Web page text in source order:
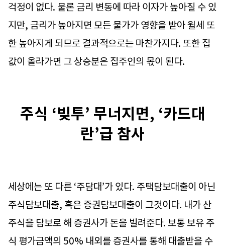
걱정이 없다. 물론 금리 변동에 따라 이자가 높아질 수 있
지만, 금리가 높아지면 모든 물가가 영향을 받아 월세 또
한 높아지게 되므로 결과적으로는 마찬가지다. 또한 집
값이 올라가면 그 상승분은 집주인의 몫이 된다.
주식 ‘빚투’ 무너지면, ‘카드대
란’급 참사
세상에는 또 다른 ‘주담대’가 있다. 주택담보대출이 아닌
주식담보대출, 혹은 증권담보대출이 그것이다. 내가 산
주식을 담보로 해 증권사가 돈을 빌려준다. 보통 보유 주
식 평가금액의 50% 내외를 증권사를 통해 대출받을 수